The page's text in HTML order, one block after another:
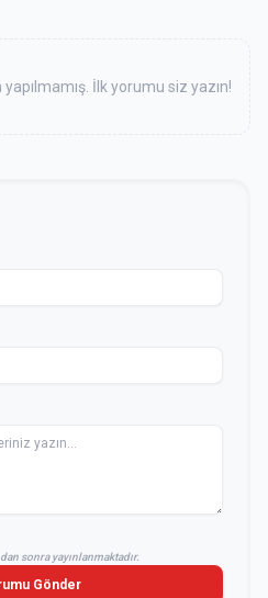
İlk yorumu siz yazın!
sonra yayınlanmaktadır.
Gönder